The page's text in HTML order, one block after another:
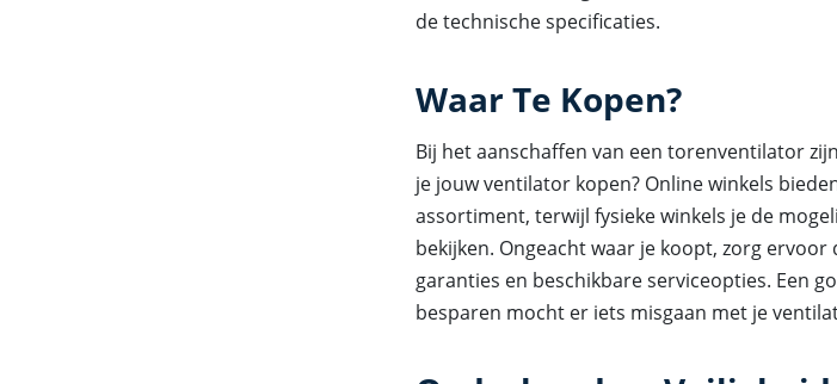
de technische specificaties.
Waar Te Kopen?
Bij het aanschaffen van een torenventilator
je jouw ventilator kopen? Online winkels
assortiment, terwijl fysieke winkels je de
bekijken. Ongeacht waar je koopt, zorg
garanties en beschikbare serviceopties. Een
besparen mocht er iets misgaan met je